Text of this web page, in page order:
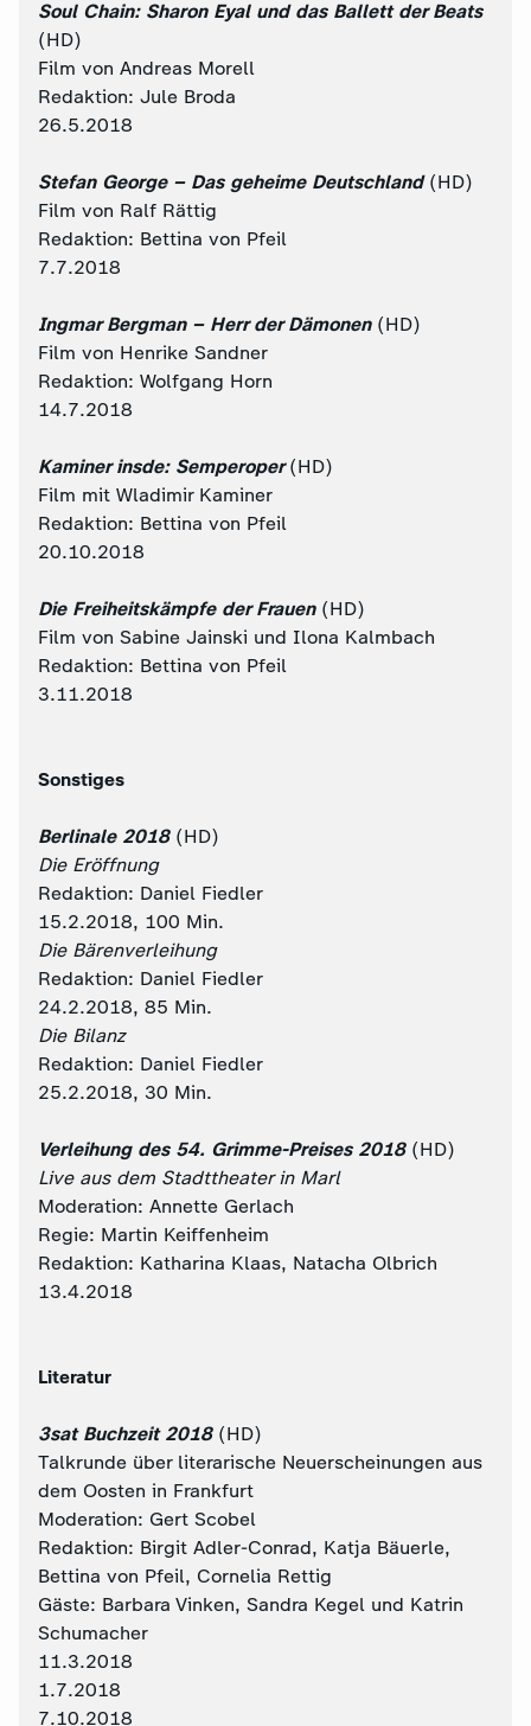
Soul Chain: Sharon Eyal und das Ballett der Beats
(HD)
Film von Andreas Morell
Redaktion: Jule Broda
26.5.2018
Stefan George – Das geheime Deutschland (HD)
Film von Ralf Rättig
Redaktion: Bettina von Pfeil
7.7.2018
Ingmar Bergman – Herr der Dämonen (HD)
Film von Henrike Sandner
Redaktion: Wolfgang Horn
14.7.2018
Kaminer insde: Semperoper(HD)
Film mit Wladimir Kaminer
Redaktion: Bettina von Pfeil
20.10.2018
Die Freiheitskämpfe der Frauen (HD)
Film von Sabine Jainski und Ilona Kalmbach
Redaktion: Bettina von Pfeil
3.11.2018
Sonstiges
Berlinale 2018 (HD)
Die Eröffnung
Redaktion: Daniel Fiedler
15.2.2018, 100 Min.
Die Bärenverleihung
Redaktion: Daniel Fiedler
24.2.2018, 85 Min.
Die Bilanz
Redaktion: Daniel Fiedler
25.2.2018, 30 Min.
Verleihung des 54. Grimme-Preises 2018 (HD)
Live aus dem Stadttheater in Marl
Moderation: Annette Gerlach
Regie: Martin Keiffenheim
Redaktion: Katharina Klaas, Natacha Olbrich
13.4.2018
Literatur
3sat Buchzeit 2018 (HD)
Talkrunde über literarische Neuerscheinungen aus
dem Oosten in Frankfurt
Moderation: Gert Scobel
Redaktion: Birgit Adler-Conrad, Katja Bäuerle,
Bettina von Pfeil, Cornelia Rettig
Gäste: Barbara Vinken, Sandra Kegel und Katrin
Schumacher
11.3.2018
1.7.2018
7.10.2018